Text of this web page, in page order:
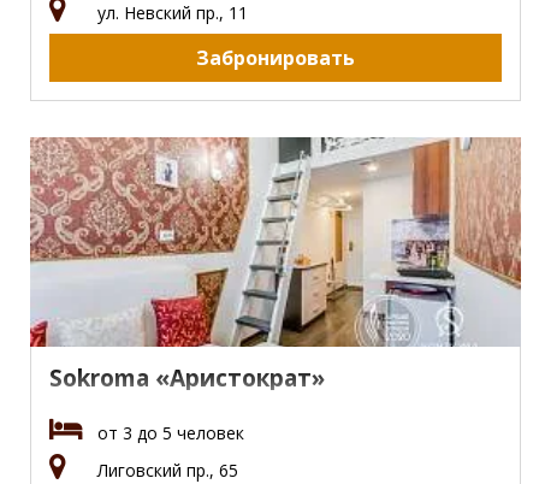
ул. Невский пр., 11
Забронировать
Sokroma «Аристократ»
от 3 до 5 человек
Лиговский пр., 65